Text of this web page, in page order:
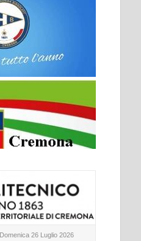
Domenica 26 Luglio 2026